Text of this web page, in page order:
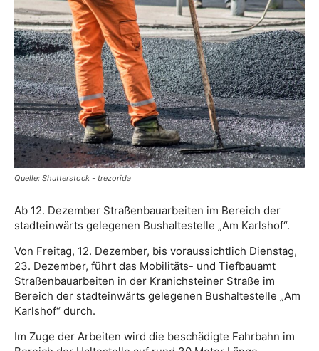
Quelle: Shutterstock - trezorida
Ab 12. Dezember Straßenbauarbeiten im Bereich der
stadteinwärts gelegenen Bushaltestelle „Am Karlshof“.
Von Freitag, 12. Dezember, bis voraussichtlich Dienstag,
23. Dezember, führt das Mobilitäts- und Tiefbauamt
Straßenbauarbeiten in der Kranichsteiner Straße im
Bereich der stadteinwärts gelegenen Bushaltestelle „Am
Karlshof“ durch.
Im Zuge der Arbeiten wird die beschädigte Fahrbahn im